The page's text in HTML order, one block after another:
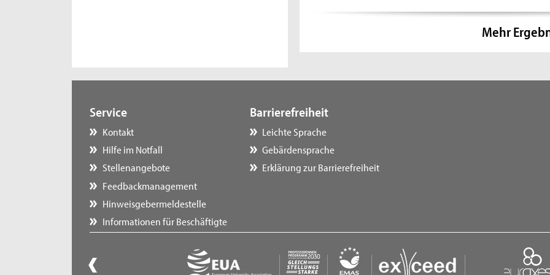
Mehr
Service
Kontakt
Hilfe im Notfall
Stellenangebote
Feedbackmanagement
Hinweisgebermeldestelle
Informationen für Beschäftigte
Barrierefreiheit
Leichte Sprache
Gebärdensprache
Erklärung zur Barrierefreiheit